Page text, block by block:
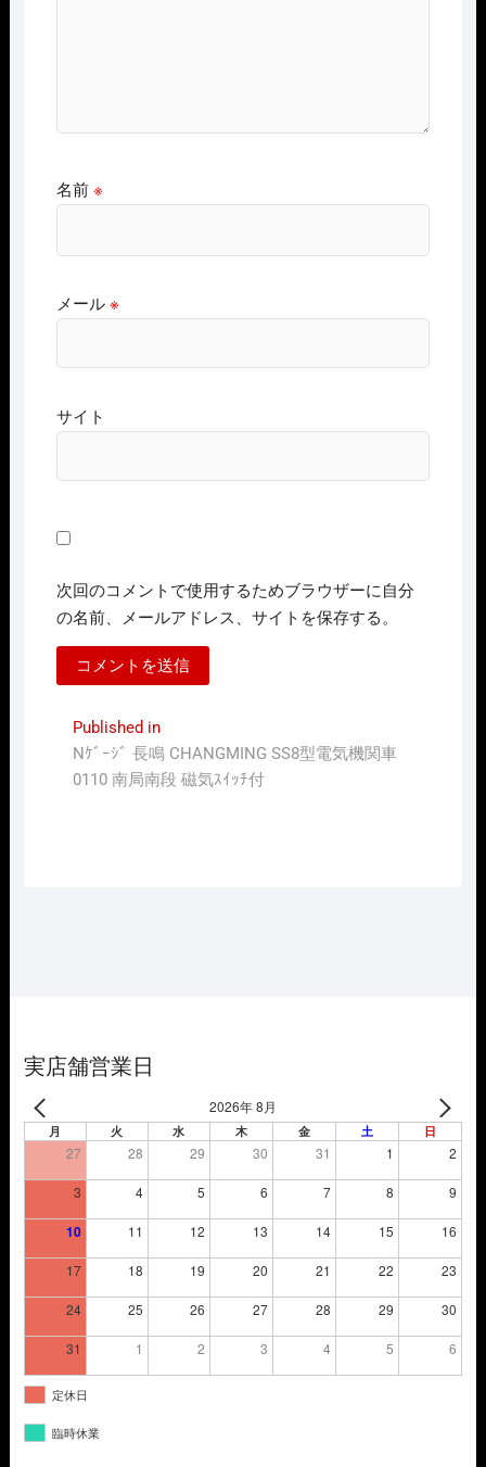
名前 ※
メール ※
サイト
次回のコメントで使用するためブラウザーに自分
の名前、メールアドレス、サイトを保存する。
投
稿
Published in
Nｹﾞｰｼﾞ 長鳴 CHANGMING SS8型電気機関車
0110 南局南段 磁気ｽｲｯﾁ付
実店舗営業日
2026年 8月
月 火 水 木 金 土 日
27 28 29 30 31 1 2
3 4 5 6 7 8 9
10 11 12 13 14 15 16
17 18 19 20 21 22 23
24 25 26 27 28 29 30
31 1 2 3 4 5 6
定休日
臨時休業